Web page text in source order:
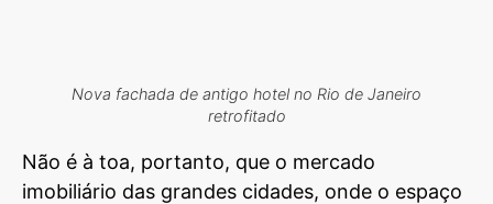
Nova fachada de antigo hotel no Rio de Janeiro
retrofitado
Não é à toa, portanto, que o mercado
imobiliário das grandes cidades, onde o espaço